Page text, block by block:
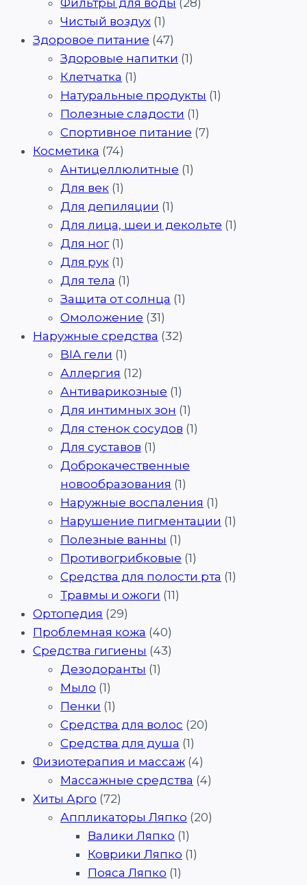
Чистый воздух (1)
Здоровое питание (47)
Здоровые напитки (1)
Клетчатка (1)
Натуральные продукты (1)
Полезные сладости (1)
Спортивное питание (7)
Косметика (74)
Антицеллюлитные (1)
Для век (1)
Для депиляции (1)
Для лица, шеи и декольте (1)
Для ног (1)
Для рук (1)
Для тела (1)
Защита от солнца (1)
Омоложение (31)
Наружные средства (32)
BIA гели (1)
Аллергия (12)
Антиварикозные (1)
Для интимных зон (1)
Для стенок сосудов (1)
Для суставов (1)
Доброкачественные
новообразования (1)
Наружные воспаления (1)
Нарушение пигментации (1)
Полезные ванны (1)
Противогрибковые (1)
Средства для полости рта (1)
Травмы и ожоги (11)
Ортопедия (29)
Проблемная кожа (40)
Средства гигиены (43)
Дезодоранты (1)
Мыло (1)
Пенки (1)
Средства для волос (20)
Средства для душа (1)
Физиотерапия и массаж (4)
Массажные средства (4)
Хиты Арго (72)
Аппликаторы Ляпко (20)
Валики Ляпко (1)
Коврики Ляпко (1)
Пояса Ляпко (1)